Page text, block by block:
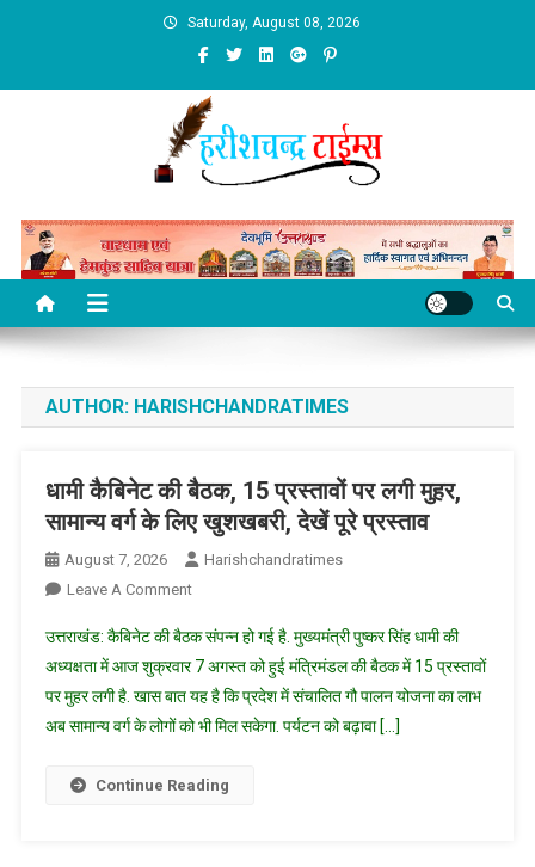
Saturday, August 08, 2026
AUTHOR: HARISHCHANDRATIMES
धामी कैबिनेट की बैठक, 15 प्रस्तावों पर लगी मुहर,
सामान्य वर्ग के लिए खुशखबरी, देखें पूरे प्रस्ताव
August 7, 2026
Harishchandratimes
Leave A CommentOn
कैबिनेट
की
बैठक,
15
पर
उत्तराखंड: कैबिनेट की बैठक संपन्न हो गई है. मुख्यमंत्री पुष्कर सिंह धामी की
अध्यक्षता में आज शुक्रवार 7 अगस्त को हुई मंत्रिमंडल की बैठक में 15 प्रस्तावों
पर मुहर लगी है. खास बात यह है कि प्रदेश में संचालित गौ पालन योजना का लाभ
अब सामान्य वर्ग के लोगों को भी मिल सकेगा. पर्यटन को बढ़ावा […]
Continue Reading